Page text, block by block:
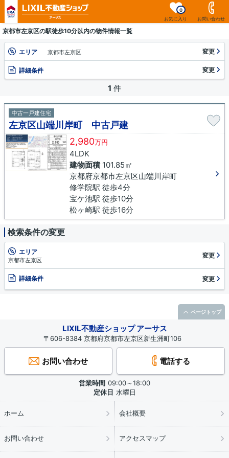
お気に入り
0
お問い合わせ
京都市左京区の駅徒歩10分以内の物件情報一覧
エリア 京都市左京区 変更
詳細条件 変更
1 件
中古一戸建住宅
左京区山端川岸町 中古戸建
2,980万円
4LDK
建物面積101.85㎡
京都府京都市左京区山端川岸町
修学院駅 徒歩4分
宝ケ池駅 徒歩10分
松ヶ崎駅 徒歩16分
検索条件の変更
エリア
京都市左京区
変更
詳細条件 変更
LIXIL不動産ショップ アーサス
〒606-8384 京都府京都市左京区新生洲町106
お問い合わせ 電話する
営業時間 09:00～18:00
定休日 水曜日
ホーム 会社概要
お問い合わせ アクセスマップ
ページトップ